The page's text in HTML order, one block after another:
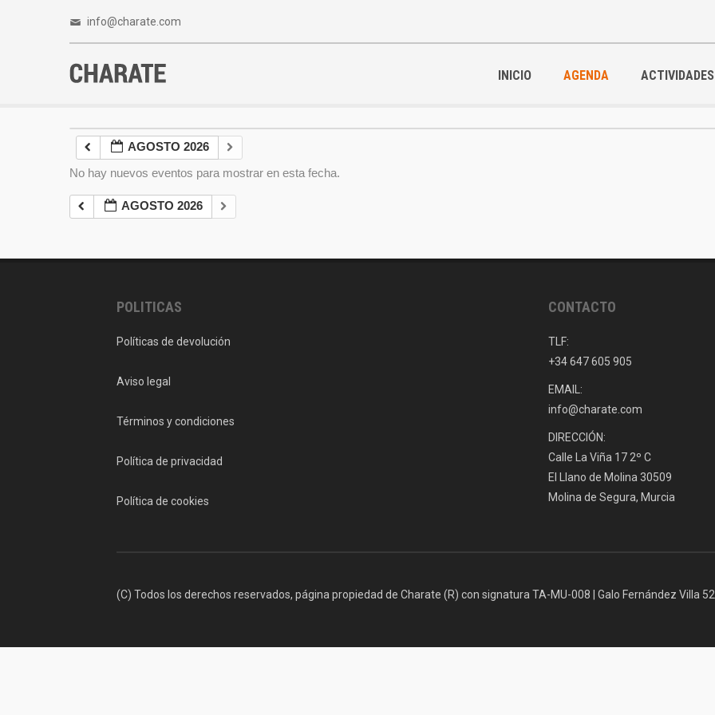
info@charate.com
INICIO AGENDA ACTIVIDADES
AGOSTO 2026
No hay nuevos eventos para mostrar en esta fecha.
AGOSTO 2026
POLITICAS
Políticas de devolución
Aviso legal
Términos y condiciones
Política de privacidad
Política de cookies
CONTACTO
TLF:
+34 647 605 905
EMAIL:
info@charate.com
DIRECCIÓN:
Calle La Viña 17 2º C
El Llano de Molina 30509
Molina de Segura, Murcia
(C) Todos los derechos reservados, página propiedad de Charate (R) con signatura TA-MU-008 | Galo Fernández Villa